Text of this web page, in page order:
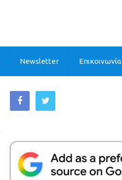
Newsletter Επικοινωνία